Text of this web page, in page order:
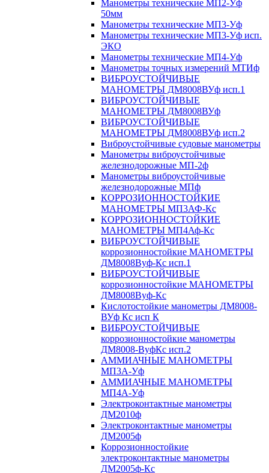
Манометры технические МП2-Уф
50мм
Манометры технические МП3-Уф
Манометры технические МП3-Уф исп.
ЭКО
Манометры технические МП4-Уф
Манометры точных измерений МТИф
ВИБРОУСТОЙЧИВЫЕ
МАНОМЕТРЫ ДМ8008ВУф исп.1
ВИБРОУСТОЙЧИВЫЕ
МАНОМЕТРЫ ДМ8008ВУф
ВИБРОУСТОЙЧИВЫЕ
МАНОМЕТРЫ ДМ8008ВУф исп.2
Виброустойчивые судовые манометры
Манометры виброустойчивые
железнодорожные МП-2ф
Манометры виброустойчивые
железнодорожные МПф
КОРРОЗИОННОСТОЙКИЕ
МАНОМЕТРЫ МП3АФ-Кс
КОРРОЗИОННОСТОЙКИЕ
МАНОМЕТРЫ МП4Аф-Кс
ВИБРОУСТОЙЧИВЫЕ
коррозионностойкие МАНОМЕТРЫ
ДМ8008Вуф-Кс исп.1
ВИБРОУСТОЙЧИВЫЕ
коррозионностойкие МАНОМЕТРЫ
ДМ8008Вуф-Кс
Кислотостойкие манометры ДМ8008-
ВУф Кс исп К
ВИБРОУСТОЙЧИВЫЕ
коррозионностойкие манометры
ДМ8008-ВуфКс исп.2
АММИАЧНЫЕ МАНОМЕТРЫ
МП3А-Уф
АММИАЧНЫЕ МАНОМЕТРЫ
МП4А-Уф
Электроконтактные манометры
ДМ2010ф
Электроконтактные манометры
ДМ2005ф
Коррозионностойкие
электроконтактные манометры
ДМ2005ф-Кс